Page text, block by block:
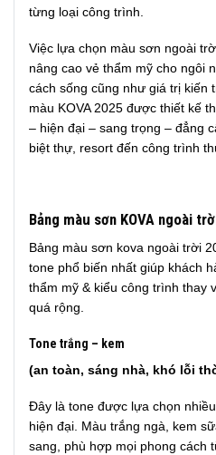
từng loại công trình.
Việc lựa chọn màu sơn ngoài
nâng cao vẻ thẩm mỹ cho ngôi
cách sống cũng như giá trị kiến
màu KOVA 2025 được thiết kế
– hiện đại – sang trọng – đẳng
biệt thự, resort đến công trình
Bảng màu sơn KOVA ngoài
Bảng màu sơn kova ngoài trời
tone phổ biến nhất giúp khách
thẩm mỹ & kiểu công trình thay
quá rộng.
Tone trắng – kem
(an toàn, sáng nhà, khó lỗi
Đây là tone được lựa chọn
hiện đại. Màu trắng ngà, kem
sang, phù hợp mọi phong cách